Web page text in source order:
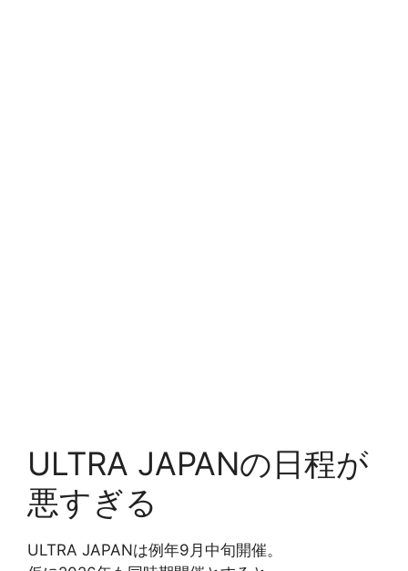
ULTRA JAPANの日程が
悪すぎる
ULTRA JAPANは例年9月中旬開催。